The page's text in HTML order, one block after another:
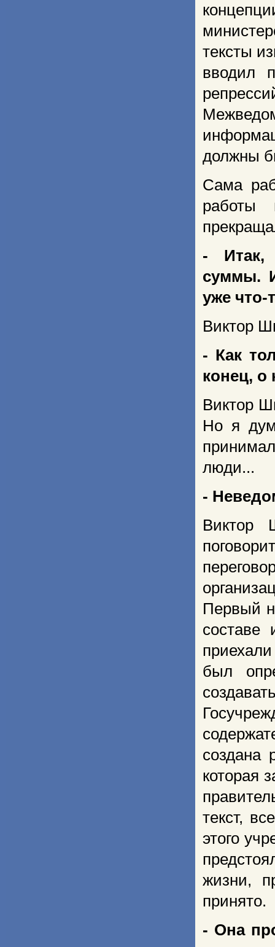
тексты
вводил
должны
Сама
работы
- Итак,
суммы.
уже что-
Виктор
- Как
конец, о
Виктор
Но я
люди...
-
Виктор
Первый
составе
был
создана
которая
текст,
этого
жизни,
принято.
- Она